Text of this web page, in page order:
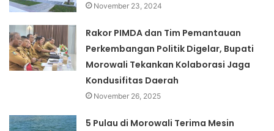
November 23, 2024
Rakor PIMDA dan Tim Pemantauan
Perkembangan Politik Digelar, Bupati
Morowali Tekankan Kolaborasi Jaga
Kondusifitas Daerah
November 26, 2025
5 Pulau di Morowali Terima Mesin